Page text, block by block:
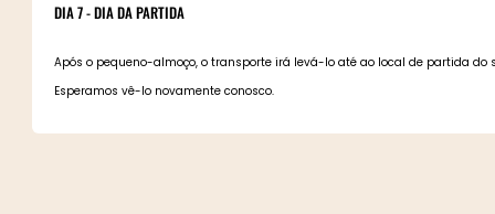
DIA 7 - DIA DA PARTIDA
Após o pequeno-almoço, o transporte irá levá-lo até ao local de partida do
Esperamos vê-lo novamente conosco.